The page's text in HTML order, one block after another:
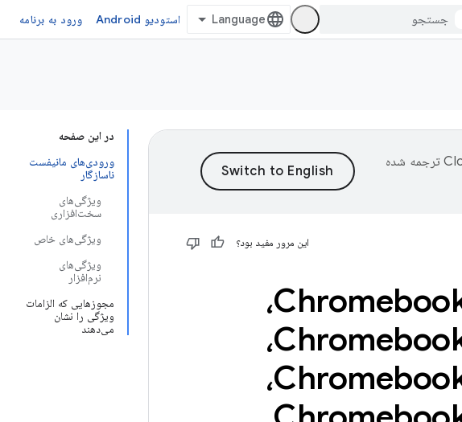
استودیو Android ورود به برنامه
در این صفحه
ورودی‌های مانیفست
ناسازگار
ویژگی‌های
سخت‌افزاری
ویژگی‌های خاص
ویژگی‌های
نرم‌افزار
مجوزهایی که الزامات
ویژگی را نشان
می‌دهند
ترجمه شده
این مرور مفید بود؟
سازگاری مانیفست برنامه برای Chromebook،
سازگاری مانیفست برنامه برای Chromebook،
سازگاری مانیفست برنامه برای Chromebook،